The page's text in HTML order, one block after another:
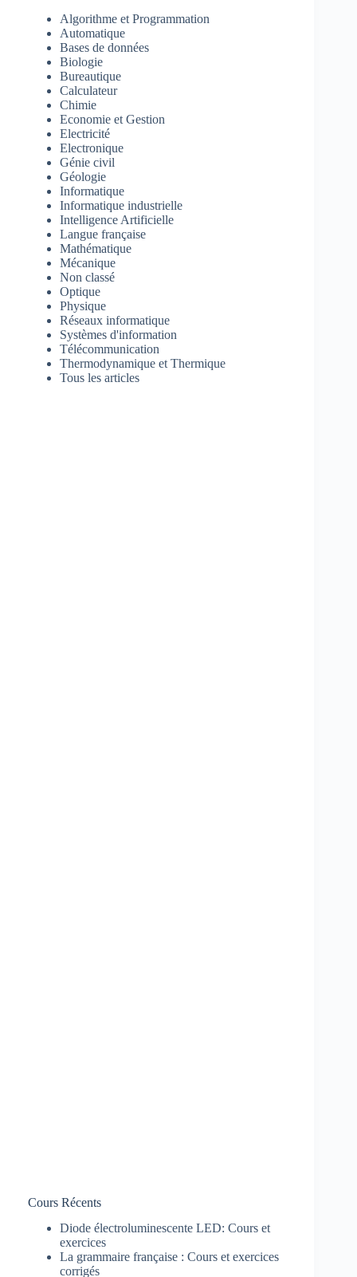
Algorithme et Programmation
Automatique
Bases de données
Biologie
Bureautique
Calculateur
Chimie
Economie et Gestion
Electricité
Electronique
Génie civil
Géologie
Informatique
Informatique industrielle
Intelligence Artificielle
Langue française
Mathématique
Mécanique
Non classé
Optique
Physique
Réseaux informatique
Systèmes d'information
Télécommunication
Thermodynamique et Thermique
Tous les articles
Cours Récents
Diode électroluminescente LED: Cours et
exercices
La grammaire française : Cours et exercices
corrigés